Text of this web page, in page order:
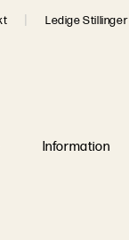
Ledige Stillinger
Information